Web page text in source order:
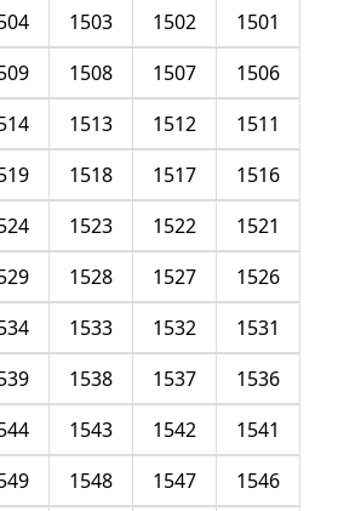
1501
1502
1503
1506
1507
1508
1511
1512
1513
1516
1517
1518
1521
1522
1523
1526
1527
1528
1531
1532
1533
1536
1537
1538
1541
1542
1543
1546
1547
1548